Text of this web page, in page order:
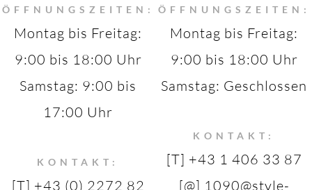
ÖFFNUNGSZEITEN:
Montag bis Freitag:
9:00 bis 18:00 Uhr
Samstag: 9:00 bis
17:00 Uhr
KONTAKT:
[T] +43 (0) 2272 82
ÖFFNUNGSZEITEN:
Montag bis Freitag:
9:00 bis 18:00 Uhr
Samstag: Geschlossen
KONTAKT:
[T] +43 1 406 33 87
[@] 1090@style-